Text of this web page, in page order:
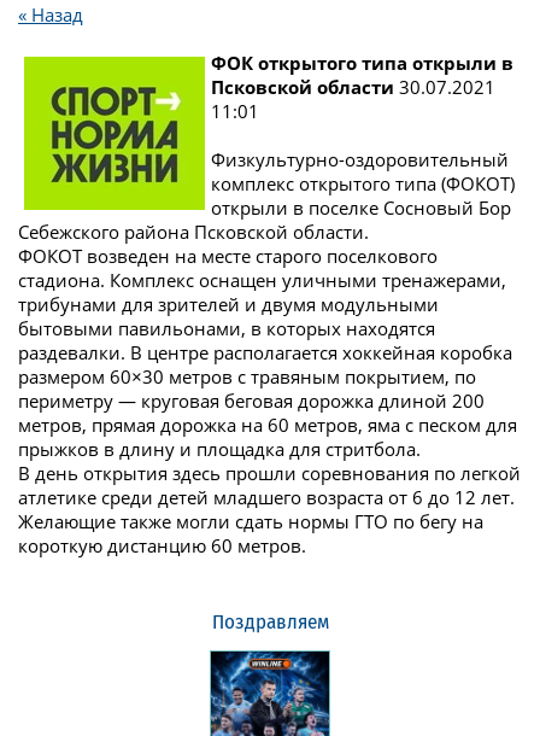
« Назад
ФОК открытого типа открыли в
Псковской области 30.07.2021
11:01
Физкультурно-оздоровительный
комплекс открытого типа (ФОКОТ)
открыли в поселке Сосновый Бор
Себежского района Псковской области.
ФОКОТ возведен на месте старого поселкового
стадиона. Комплекс оснащен уличными тренажерами,
трибунами для зрителей и двумя модульными
бытовыми павильонами, в которых находятся
раздевалки. В центре располагается хоккейная коробка
размером 60×30 метров с травяным покрытием, по
периметру — круговая беговая дорожка длиной 200
метров, прямая дорожка на 60 метров, яма с песком для
прыжков в длину и площадка для стритбола.
В день открытия здесь прошли соревнования по легкой
атлетике среди детей младшего возраста от 6 до 12 лет.
Желающие также могли сдать нормы ГТО по бегу на
короткую дистанцию 60 метров.
Поздравляем